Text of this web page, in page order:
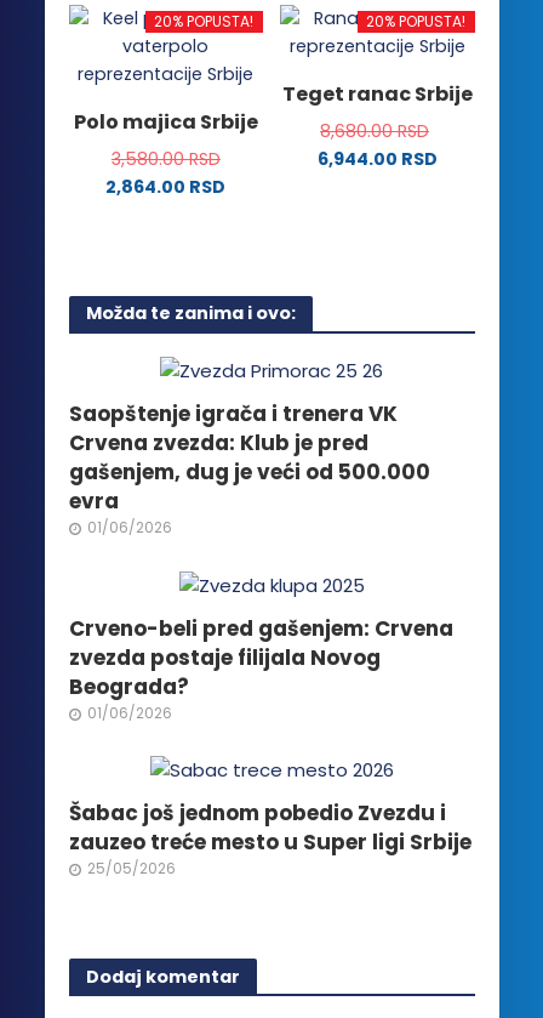
proizvoda.
ima
više
varijanti.
mogu
biti
izabrane
više
varijanti.
mogu
biti
izabrane
20% POPUSTA!
Polo majica Srbije
3,580.00RSD
2,864.00 RSD
više
varijanti.
Opcije
mogu
biti
izabrane
na
stranici
proizvoda.
20% POPUSTA!
Teget ranac Srbije
8,680.00RSD
6,944.00 RSD
Možda te zanima i ovo:
Saopštenje igrača i trenera VK
Crvena zvezda: Klub je pred
gašenjem, dug je veći od 500.000
evra
01/06/2026
Crveno-beli pred gašenjem: Crvena
zvezda postaje filijala Novog
Beograda?
01/06/2026
Šabac još jednom pobedio Zvezdu i
zauzeo treće mesto u Super ligi Srbije
25/05/2026
Dodaj komentar